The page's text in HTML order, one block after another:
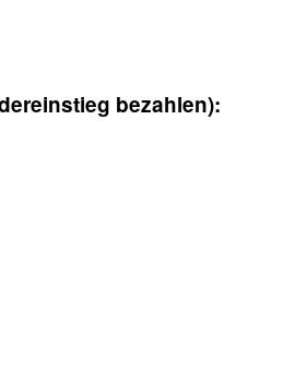
bezahlen):